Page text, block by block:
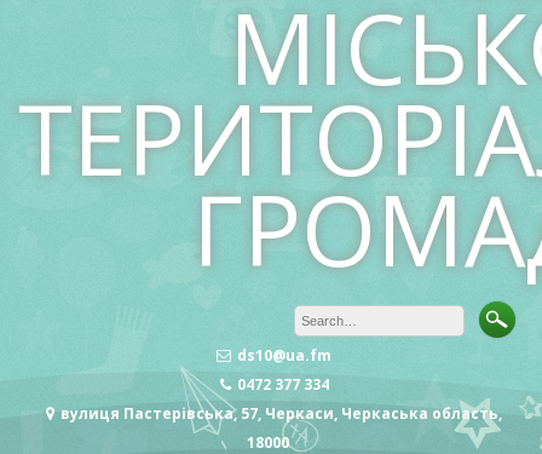
ds10@ua.fm
0472 377 334
вулиця Пастерівська, 57, Черкаси, Черкаська область,
18000